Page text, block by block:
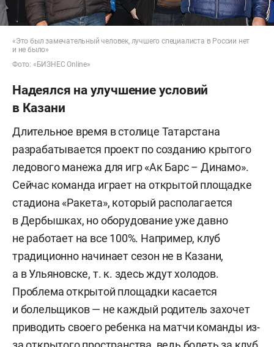
«Это был замечательный человек, лучшего специалиста в России нет
и не было»
Фото: «БИЗНЕС Online»
Надеялся на улучшение условий
в Казани
Длительное время в столице Татарстана
разрабатывается проект по созданию крытого
ледового манежа для игр «Ак Барс – Динамо».
Сейчас команда играет на открытой площадке
стадиона «Ракета», который располагается
в Дербышках, но оборудование уже давно
не работает на все 100%. Например, клуб
традиционно начинает сезон не в Казани,
а в Ульяновске, т. к. здесь ждут холодов.
Проблема открытой площадки касается
и болельщиков — не каждый родитель захочет
приводить своего ребенка на матчи команды из-